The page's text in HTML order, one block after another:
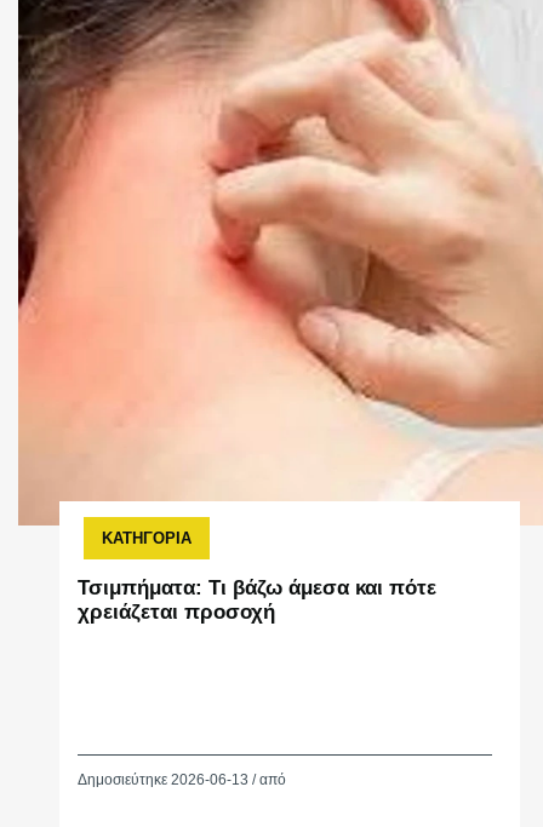
ΚΑΤΗΓΟΡΙΑ
Τσιμπήματα: Τι βάζω άμεσα και πότε
χρειάζεται προσοχή
Δημοσιεύτηκε 2026-06-13 / από